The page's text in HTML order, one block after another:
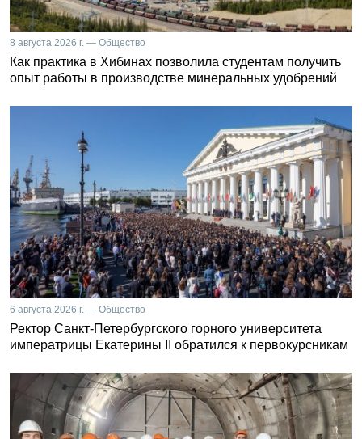
8 августа 2026 г. — Общество
Как практика в Хибинах позволила студентам получить
опыт работы в производстве минеральных удобрений
6 августа 2026 г. — Общество
Ректор Санкт-Петербургского горного университета
императрицы Екатерины II обратился к первокурсникам